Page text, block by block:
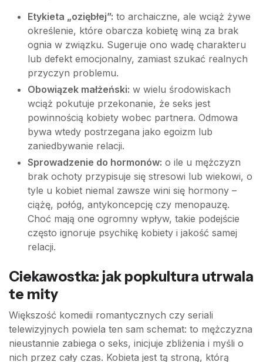
Etykieta „oziębłej”: to archaiczne, ale wciąż żywe
określenie, które obarcza kobietę winą za brak
ognia w związku. Sugeruje ono wadę charakteru
lub defekt emocjonalny, zamiast szukać realnych
przyczyn problemu.
Obowiązek małżeński: w wielu środowiskach
wciąż pokutuje przekonanie, że seks jest
powinnością kobiety wobec partnera. Odmowa
bywa wtedy postrzegana jako egoizm lub
zaniedbywanie relacji.
Sprowadzenie do hormonów: o ile u mężczyzn
brak ochoty przypisuje się stresowi lub wiekowi, o
tyle u kobiet niemal zawsze wini się hormony –
ciążę, połóg, antykoncepcję czy menopauzę.
Choć mają one ogromny wpływ, takie podejście
często ignoruje psychikę kobiety i jakość samej
relacji.
Ciekawostka: jak popkultura utrwala
te mity
Większość komedii romantycznych czy seriali
telewizyjnych powiela ten sam schemat: to mężczyzna
nieustannie zabiega o seks, inicjuje zbliżenia i myśli o
nich przez cały czas. Kobieta jest tą stroną, którą